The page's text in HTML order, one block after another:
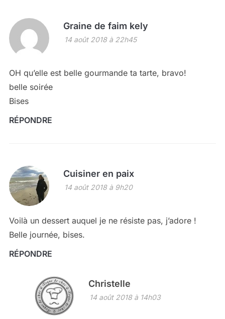
Graine de faim kely
14 août 2018 à 22h45
OH qu’elle est belle gourmande ta tarte, bravo!
belle soirée
Bises
RÉPONDRE
Cuisiner en paix
14 août 2018 à 9h20
Voilà un dessert auquel je ne résiste pas, j’adore !
Belle journée, bises.
RÉPONDRE
Christelle
14 août 2018 à 14h03